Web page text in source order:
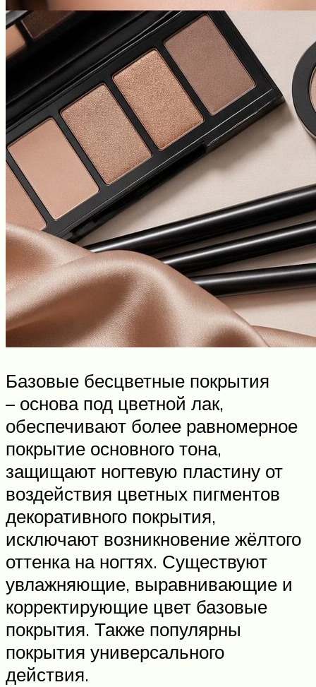
Базовые бесцветные покрытия
– основа под цветной лак,
обеспечивают более равномерное
покрытие основного тона,
защищают ногтевую пластину от
воздействия цветных пигментов
декоративного покрытия,
исключают возникновение жёлтого
оттенка на ногтях. Существуют
увлажняющие, выравнивающие и
корректирующие цвет базовые
покрытия. Также популярны
покрытия универсального
действия.